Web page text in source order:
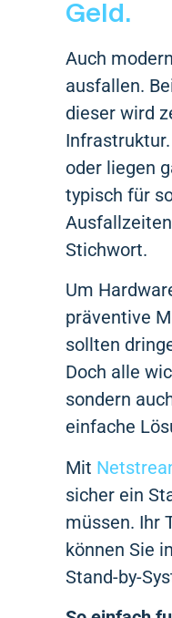
Geld.
Auch
ausfallen.
dieser wird
oder liegen
typisch für
Stichwort.
Um
präventive
sollten
Doch alle
sondern
einfache
Mit
sicher ein
müssen. Ihr
können Sie
Stand-by-